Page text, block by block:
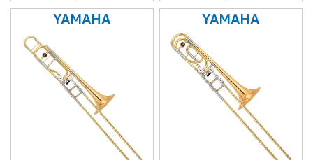
YAMAHA YAMAHA